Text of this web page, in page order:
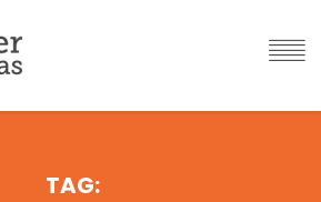
TAG: